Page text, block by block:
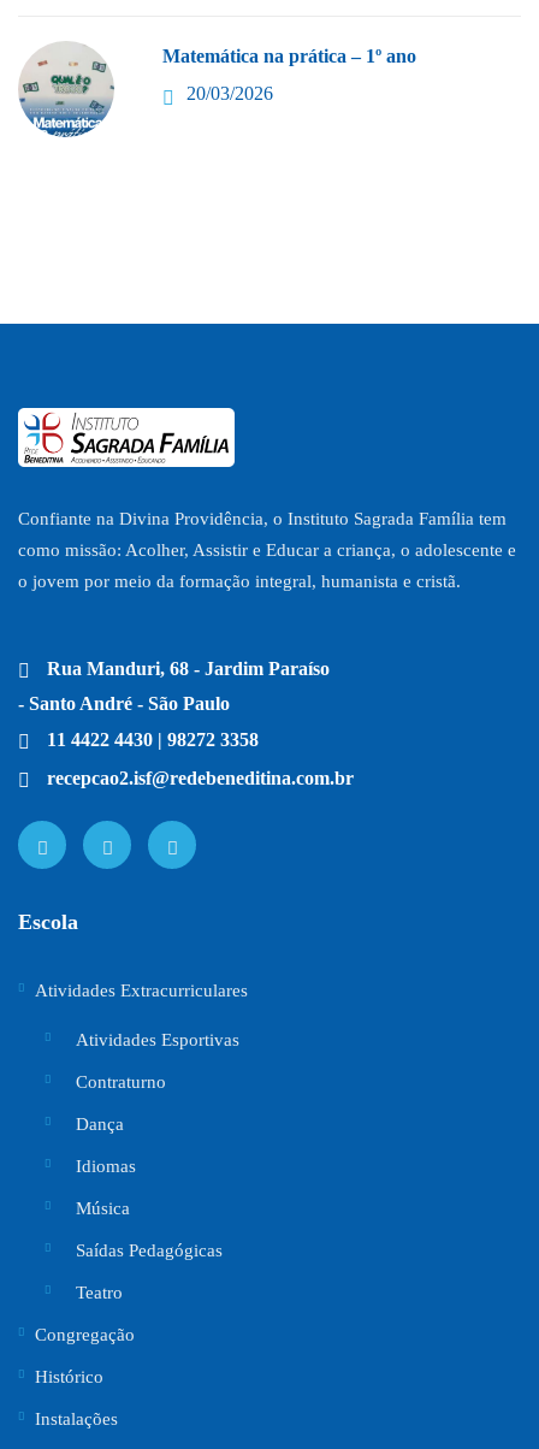
Matemática na prática – 1º ano
20/03/2026
Confiante na Divina Providência, o Instituto Sagrada Família tem
como missão: Acolher, Assistir e Educar a criança, o adolescente e
o jovem por meio da formação integral, humanista e cristã.
Rua Manduri, 68 - Jardim Paraíso
- Santo André - São Paulo
11 4422 4430 | 98272 3358
recepcao2.isf@redebeneditina.com.br
Escola
Atividades Extracurriculares
Atividades Esportivas
Contraturno
Dança
Idiomas
Música
Saídas Pedagógicas
Teatro
Congregação
Histórico
Instalações